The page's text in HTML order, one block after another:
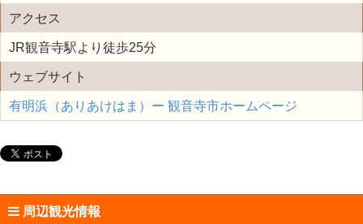
アクセス
JR観音寺駅より徒歩25分
ウェブサイト
有明浜（ありあけはま）ー 観音寺市ホームページ
周辺観光情報